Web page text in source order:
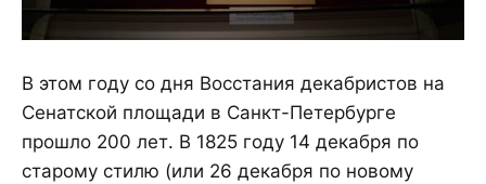
В этом году со дня Восстания декабристов на
Сенатской площади в Санкт-Петербурге
прошло 200 лет. В 1825 году 14 декабря по
старому стилю (или 26 декабря по новому